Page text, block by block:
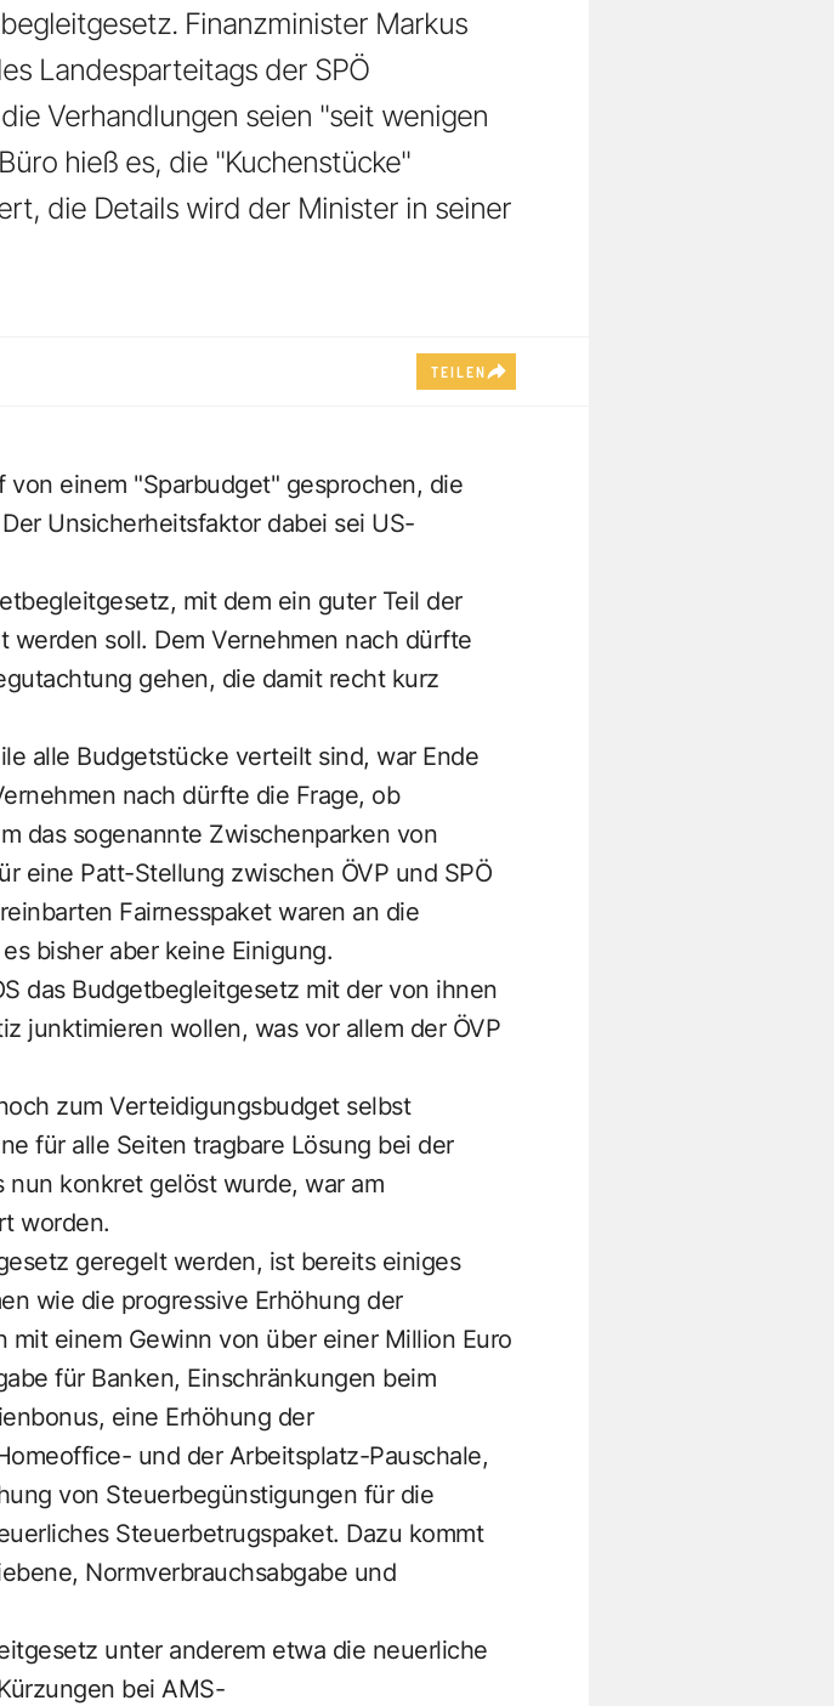
Finanzminister Markus
Landesparteitags der SPÖ
Verhandlungen seien "seit wenigen
hieß es, die "Kuchenstücke"
die Details wird der Minister in seiner
TEILEN
einem "Sparbudget" gesprochen, die
Unsicherheitsfaktor dabei sei US-
mit dem ein guter Teil der
werden soll. Dem Vernehmen nach dürfte
gehen, die damit recht kurz
alle Budgetstücke verteilt sind, war Ende
nach dürfte die Frage, ob
das sogenannte Zwischenparken von
eine Patt-Stellung zwischen ÖVP und SPÖ
Fairnesspaket waren an die
bisher aber keine Einigung.
das Budgetbegleitgesetz mit der von ihnen
junktimieren wollen, was vor allem der ÖVP
zum Verteidigungsbudget selbst
für alle Seiten tragbare Lösung bei der
konkret gelöst wurde, war am
worden.
geregelt werden, ist bereits einiges
wie die progressive Erhöhung der
einem Gewinn von über einer Million Euro
für Banken, Einschränkungen beim
eine Erhöhung der
und der Arbeitsplatz-Pauschale,
von Steuerbegünstigungen für die
Steuerbetrugspaket. Dazu kommt
Normverbrauchsabgabe und
unter anderem etwa die neuerliche
bei AMS-